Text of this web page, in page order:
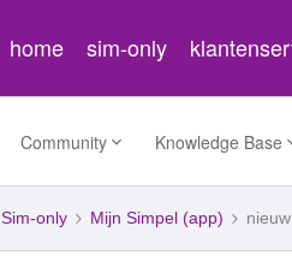
home sim-only
Community Knowledge Base
Sim-only Mijn Simpel (app)